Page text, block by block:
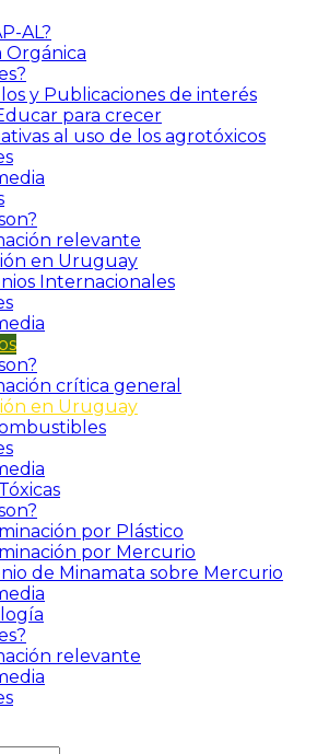
AL?
y Publicaciones de interés
para crecer
al uso de los agrotóxicos
relevante
en Uruguay
Internacionales
crítica general
en Uruguay
por Plástico
por Mercurio
de Minamata sobre Mercurio
relevante